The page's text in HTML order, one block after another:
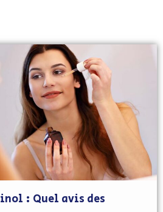
: Quel avis des
P
a
g
e
P
a
g
e